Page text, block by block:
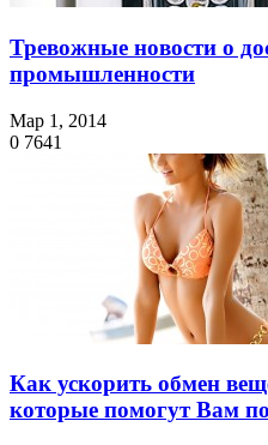
Тревожные новости о
промышленности
Мар 1, 2014
0 7641
Как ускорить обмен
которые помогут Вам